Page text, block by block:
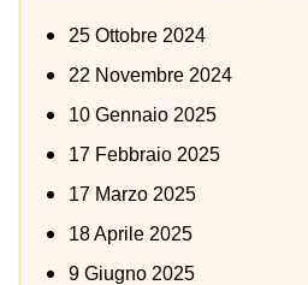
25 Ottobre 2024
22 Novembre 2024
10 Gennaio 2025
17 Febbraio 2025
17 Marzo 2025
18 Aprile 2025
9 Giugno 2025